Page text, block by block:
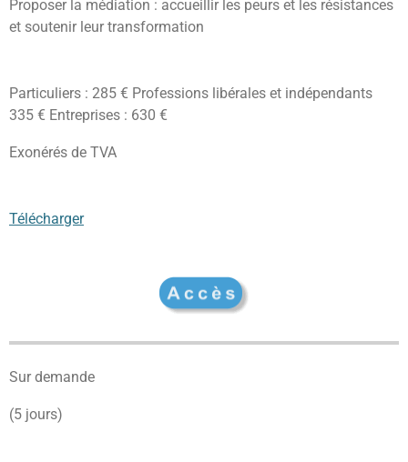
Proposer la médiation : accueillir les peurs et les résistances
et soutenir leur transformation
Particuliers : 285 € Professions libérales et indépendants
335 € Entreprises : 630 €
Exonérés de TVA
Télécharger
Sur demande
(5 jours)